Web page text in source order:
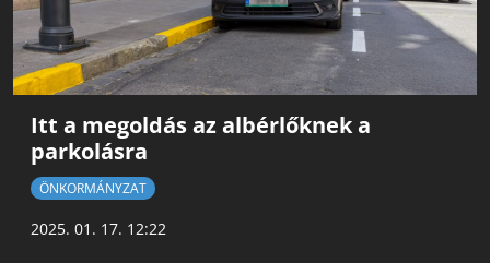
Itt a megoldás az albérlőknek a
parkolásra
ÖNKORMÁNYZAT
2025. 01. 17. 12:22